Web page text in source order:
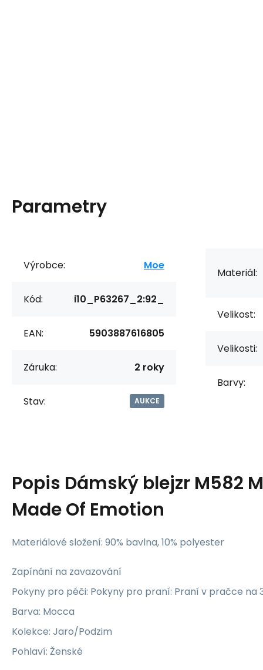
Parametry
Výrobce: Moe
Kód: i10_P63267_2:92_
EAN: 5903887616805
Záruka: 2 roky
Stav: AUKCE
Materiál:
Velikost:
Velikosti:
Barvy:
Popis Dámský blejzr M582
Made Of Emotion
Materiálové složení: 90% bavlna, 10% polyester
Zapínání na zavazování
Pokyny pro péči: Pokyny pro praní: Praní v pračce na
Barva: Mocca
Kolekce: Jaro/Podzim
Pohlaví: Ženské